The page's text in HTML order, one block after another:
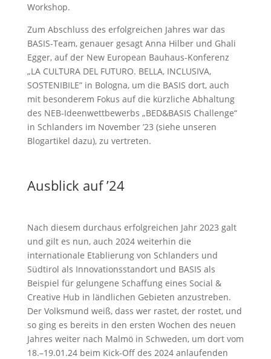
Workshop.
Zum Abschluss des erfolgreichen Jahres war das
BASIS-Team, genauer gesagt Anna Hilber und Ghali
Egger, auf der New European Bauhaus-Konferenz
„LA CULTURA DEL FUTURO. BELLA, INCLUSIVA,
SOSTENIBILE” in Bologna, um die BASIS dort, auch
mit besonderem Fokus auf die kürzliche Abhaltung
des NEB-Ideenwettbewerbs „BED&BASIS Challenge“
in Schlanders im November ’23 (siehe unseren
Blogartikel dazu), zu vertreten.
Ausblick auf ’24
Nach diesem durchaus erfolgreichen Jahr 2023 galt
und gilt es nun, auch 2024 weiterhin die
internationale Etablierung von Schlanders und
Südtirol als Innovationsstandort und BASIS als
Beispiel für gelungene Schaffung eines Social &
Creative Hub in ländlichen Gebieten anzustreben.
Der Volksmund weiß, dass wer rastet, der rostet, und
so ging es bereits in den ersten Wochen des neuen
Jahres weiter nach Malmö in Schweden, um dort vom
18.–19.01.24 beim Kick-Off des 2024 anlaufenden